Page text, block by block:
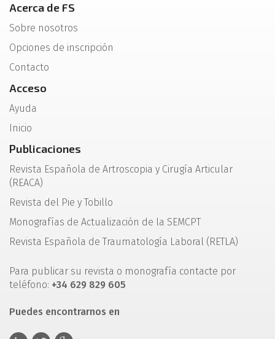
Acerca de FS
Sobre nosotros
Opciones de inscripción
Contacto
Acceso
Ayuda
Inicio
Publicaciones
Revista Española de Artroscopia y Cirugía Articular
(REACA)
Revista del Pie y Tobillo
Monografías de Actualización de la SEMCPT
Revista Española de Traumatología Laboral (RETLA)
Para publicar su revista o monografía contacte por
teléfono: +34 629 829 605
Puedes encontrarnos en